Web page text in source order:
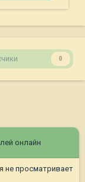
0
онлайн
не просматривает